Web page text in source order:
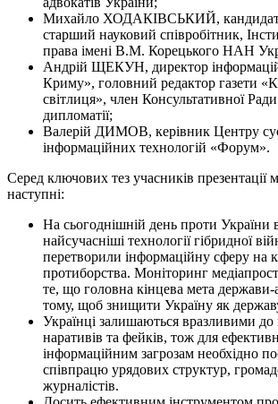
Михайло ХОДАКІВСЬКИЙ, кандидат
старший науковий співробітник,
права імені В.М. Корецького НАН
Андрій ЩЕКУН, директор
Криму», головний редактор газети
світлиця», член Консультативної
дипломатії;
Валерій ДИМОВ, керівник Центру
інформаційних технологій «Форум».
Серед ключових тез учасників презентації
наступні:
На сьогоднішній день проти України
найсучасніші технології гібридної
перетворили інформаційну сферу на
протиборства. Моніторинг
те, що головна кінцева мета держави-
тому, щоб знищити Україну як
Українці залишаються вразливими до
наративів та фейків, тож для
інформаційним загрозам необхідно
співпрацю урядових структур,
журналістів.